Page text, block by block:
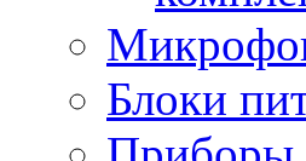
Блоки